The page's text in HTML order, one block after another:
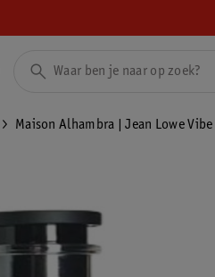
Maison Alhambra | Jean Lowe